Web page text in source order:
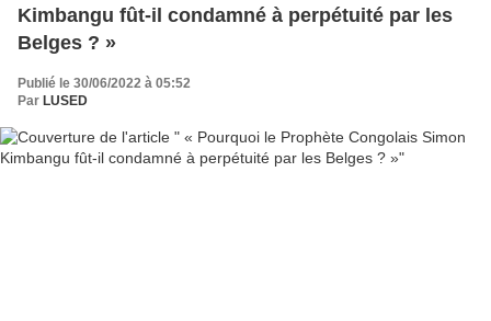
Kimbangu fût-il condamné à perpétuité par les
Belges ? »
Publié le 30/06/2022 à 05:52
Par LUSED